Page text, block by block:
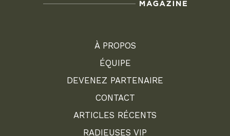
À PROPOS
ÉQUIPE
DEVENEZ PARTENAIRE
CONTACT
ARTICLES RÉCENTS
RADIEUSES VIP